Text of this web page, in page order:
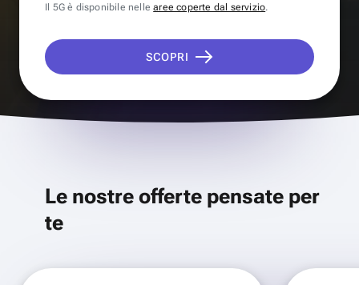
Il 5G è disponibile nellearee coperte dal servizio.
SCOPRI
Le nostre offerte pensate per
te